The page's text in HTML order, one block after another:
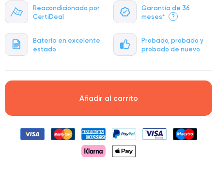
Reacondicionado por
CertiDeal
Garantía de 36
meses*
?
Batería en excelente
estado
Probado, probado y
probado de nuevo
Añadir al carrito